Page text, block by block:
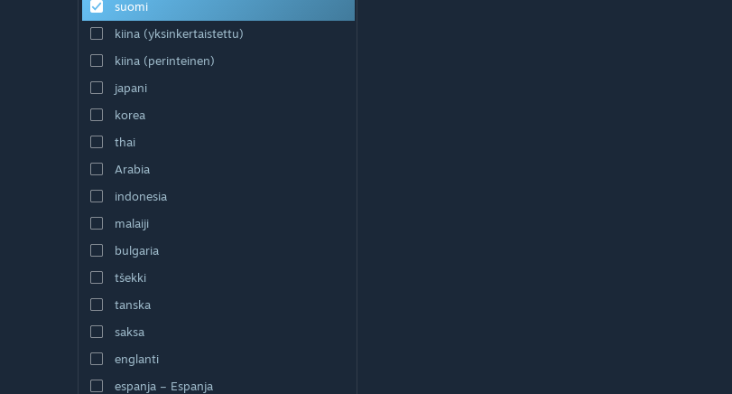
suomi
kiina (yksinkertaistettu)
kiina (perinteinen)
japani
korea
thai
Arabia
indonesia
malaiji
bulgaria
tšekki
tanska
saksa
englanti
espanja – Espanja